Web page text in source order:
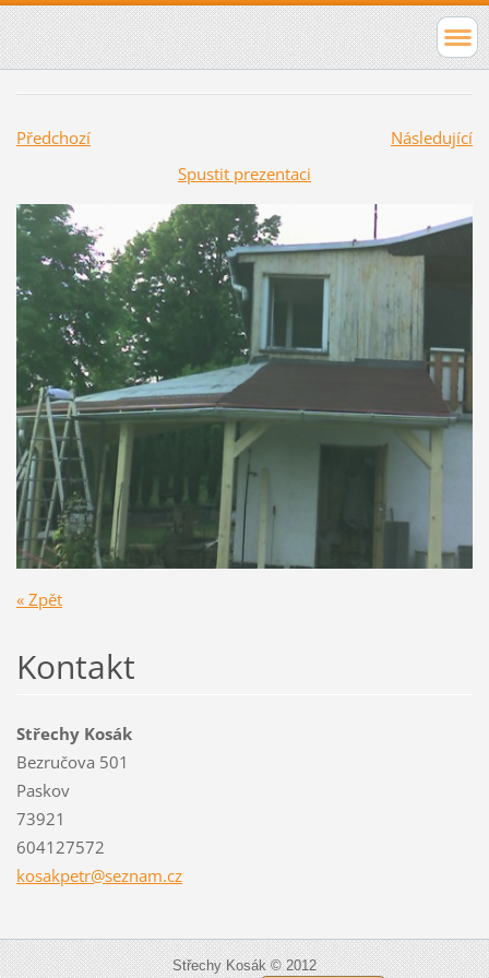
Předchozí
Následující
Spustit prezentaci
« Zpět
Kontakt
Střechy Kosák
Bezručova 501
Paskov
73921
604127572
kosakpetr@seznam.cz
Střechy Kosák © 2012